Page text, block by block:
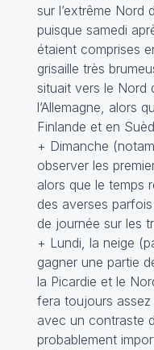
sur l’extrême Nord
puisque samedi
étaient comprises
grisaille très
situait vers le Nord
l’Allemagne, alors
Finlande et en
+ Dimanche
observer les
alors que le temps
des averses
de journée sur les
+ Lundi, la neige
gagner une partie
la Picardie et le
fera toujours
avec un contraste
probablement